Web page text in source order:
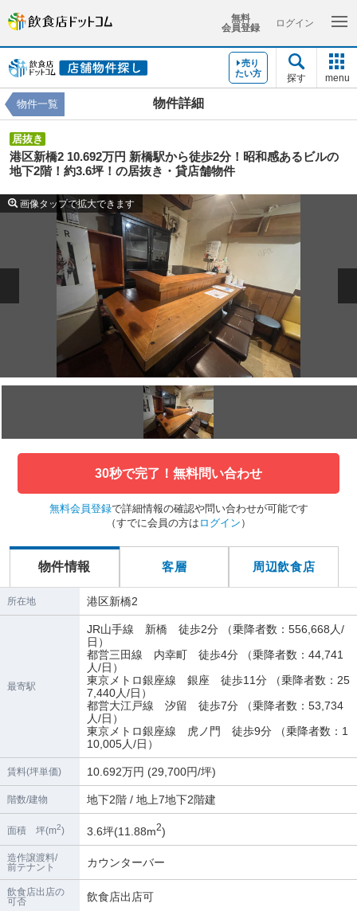
無料
会員登録
ログイン
売り
たい方
探す menu
物件詳細
物件一覧
居抜き
港区新橋2 10.692万円 新橋駅から徒歩2分！昭和感あるビルの
地下2階！約3.6坪！の居抜き・貸店舗物件
画像タップで拡大できます
30秒で完了！無料問い合わせ
無料会員登録で詳細情報の確認や問い合わせが可能です
（すでに会員の方は ログイン ）
物件情報 客層 周辺飲食店
所在地 港区新橋2
最寄駅
JR山手線 新橋 徒歩2分 （乗降者数：556,668人/
日）
都営三田線 内幸町 徒歩4分 （乗降者数：44,741
人/日）
東京メトロ銀座線 銀座 徒歩11分 （乗降者数：25
7,440人/日）
都営大江戸線 汐留 徒歩7分 （乗降者数：53,734
人/日）
東京メトロ銀座線 虎ノ門 徒歩9分 （乗降者数：1
10,005人/日）
賃料(坪単価) 10.692万円 (29,700円/坪)
階数/建物 地下2階 / 地上7地下2階建
面積 坪(m2) 3.6坪(11.88m2)
造作譲渡料/
前テナント
カウンターバー
飲食店出店の
可否
飲食店出店可